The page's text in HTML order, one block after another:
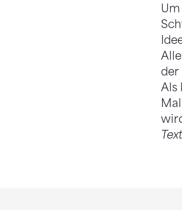
der
Als